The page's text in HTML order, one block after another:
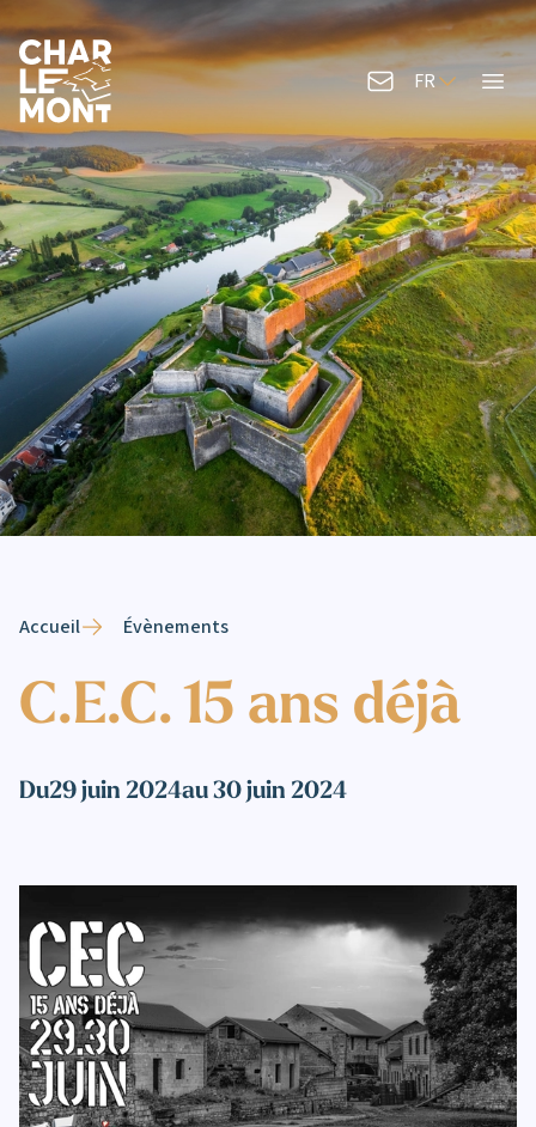
Logo de Charlemont
Contactez-nous
FR
Menu
Accueil Évènements
C.E.C. 15 ans déjà
Du29 juin 2024au 30 juin 2024